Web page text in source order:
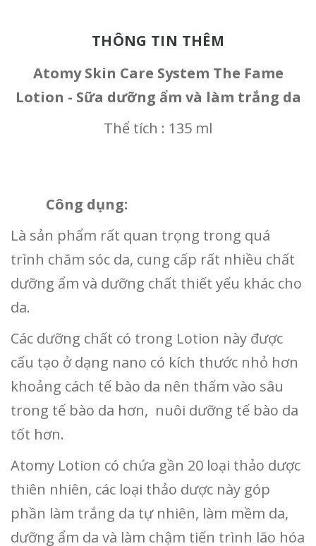
THÔNG TIN THÊM
Atomy Skin Care System The Fame
Lotion - Sữa dưỡng ẩm và làm trắng da
Thể tích : 135 ml
Công dụng:
Là sản phẩm rất quan trọng trong quá
trình chăm sóc da, cung cấp rất nhiều chất
dưỡng ẩm và dưỡng chất thiết yếu khác cho
da.
Các dưỡng chất có trong Lotion này được
cấu tạo ở dạng nano có kích thước nhỏ hơn
khoảng cách tế bào da nên thấm vào sâu
trong tế bào da hơn, nuôi dưỡng tế bào da
tốt hơn.
Atomy Lotion có chứa gần 20 loại thảo dược
thiên nhiên, các loại thảo dược này góp
phần làm trắng da tự nhiên, làm mềm da,
dưỡng ẩm da và làm chậm tiến trình lão hóa